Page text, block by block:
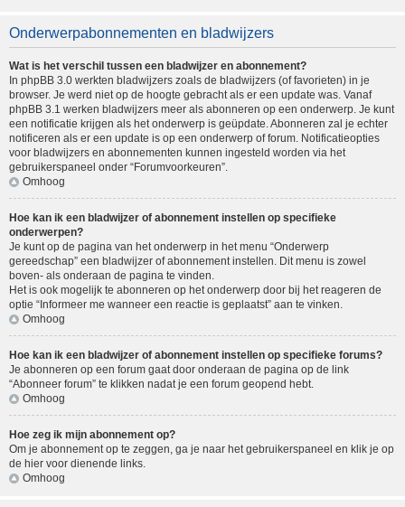
Onderwerpabonnementen en bladwijzers
Wat is het verschil tussen een bladwijzer en abonnement?
In phpBB 3.0 werkten bladwijzers zoals de bladwijzers (of favorieten) in je
browser. Je werd niet op de hoogte gebracht als er een update was. Vanaf
phpBB 3.1 werken bladwijzers meer als abonneren op een onderwerp. Je kunt
een notificatie krijgen als het onderwerp is geüpdate. Abonneren zal je echter
notificeren als er een update is op een onderwerp of forum. Notificatieopties
voor bladwijzers en abonnementen kunnen ingesteld worden via het
gebruikerspaneel onder “Forumvoorkeuren”.
Omhoog
Hoe kan ik een bladwijzer of abonnement instellen op specifieke
onderwerpen?
Je kunt op de pagina van het onderwerp in het menu “Onderwerp
gereedschap” een bladwijzer of abonnement instellen. Dit menu is zowel
boven- als onderaan de pagina te vinden.
Het is ook mogelijk te abonneren op het onderwerp door bij het reageren de
optie “Informeer me wanneer een reactie is geplaatst” aan te vinken.
Omhoog
Hoe kan ik een bladwijzer of abonnement instellen op specifieke forums?
Je abonneren op een forum gaat door onderaan de pagina op de link
“Abonneer forum” te klikken nadat je een forum geopend hebt.
Omhoog
Hoe zeg ik mijn abonnement op?
Om je abonnement op te zeggen, ga je naar het gebruikerspaneel en klik je op
de hier voor dienende links.
Omhoog